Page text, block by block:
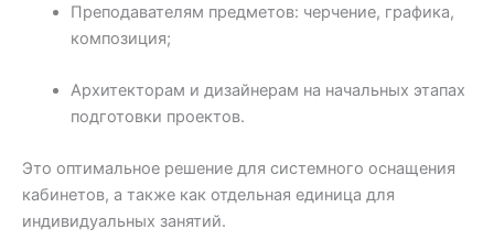
Преподавателям предметов: черчение, графика,
композиция;
Архитекторам и дизайнерам на начальных этапах
подготовки проектов.
Это оптимальное решение для системного оснащения
кабинетов, а также как отдельная единица для
индивидуальных занятий.